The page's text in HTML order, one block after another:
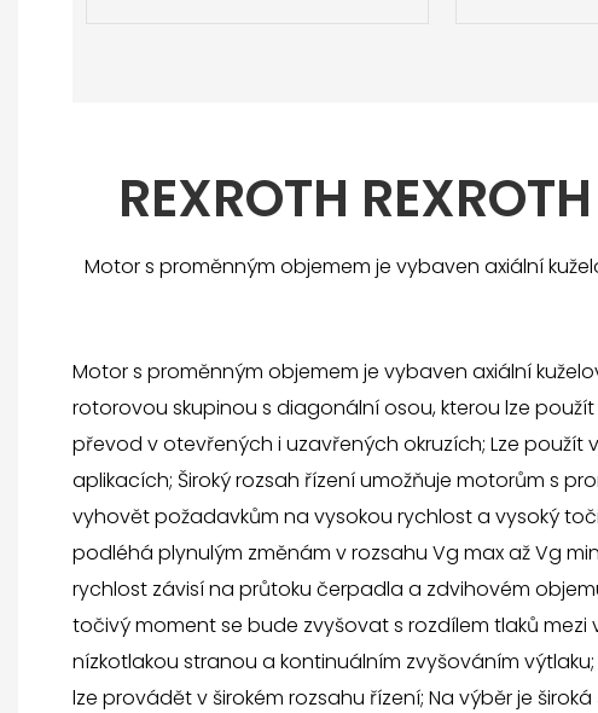
REXROTH
Motor s proměnným objemem je vybaven axiální
Motor s proměnným objemem je vybaven axiální
rotorovou skupinou s diagonální osou, kterou lze
převod v otevřených i uzavřených okruzích; Lze použít
aplikacích; Široký rozsah řízení umožňuje motorům s
vyhovět požadavkům na vysokou rychlost a vysoký
podléhá plynulým změnám v rozsahu Vg max až Vg
rychlost závisí na průtoku čerpadla a zdvihovém
točivý moment se bude zvyšovat s rozdílem tlaků mezi
nízkotlakou stranou a kontinuálním zvyšováním
lze provádět v širokém rozsahu řízení; Na výběr je